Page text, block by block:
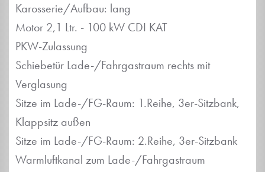
Karosserie/Aufbau: lang
Motor 2,1 Ltr. - 100 kW CDI KAT
PKW-Zulassung
Schiebetür Lade-/Fahrgastraum rechts mit
Verglasung
Sitze im Lade-/FG-Raum: 1.Reihe, 3er-Sitzbank,
Klappsitz außen
Sitze im Lade-/FG-Raum: 2.Reihe, 3er-Sitzbank
Warmluftkanal zum Lade-/Fahrgastraum